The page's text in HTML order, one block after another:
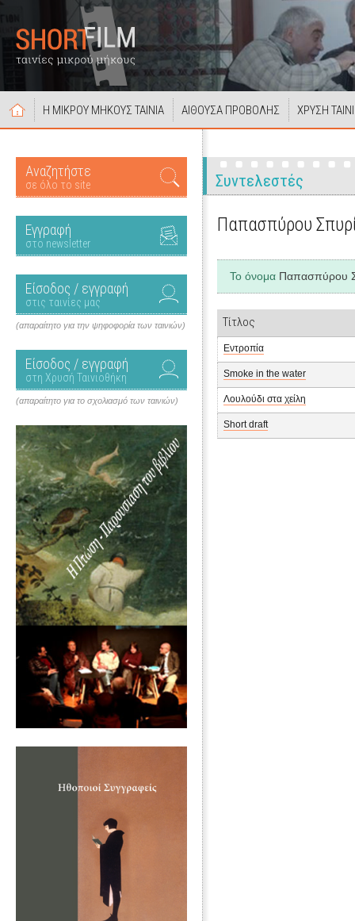
Η ΜΙΚΡΟΥ ΜΗΚΟΥΣ ΤΑΙΝΙΑ ΑΙΘΟΥΣΑ ΠΡΟΒΟΛΗΣ ΧΡΥΣΗ
Αναζητήστε
σε όλο το site
Εγγραφή
στο newsletter
Είσοδος / εγγραφή
στις ταινίες μας
(απαραίτητο για την ψηφοφορία των ταινιών)
Είσοδος / εγγραφή
στη Χρυσή Ταινιοθήκη
(απαραίτητο για το σχολιασμό των ταινιών)
Συντελεστές
Παπασπύρου
Το όνομα Παπασπύρου
Τίτλος
Εντροπία
Smoke in the water
Λουλούδι στα χείλη
Short draft